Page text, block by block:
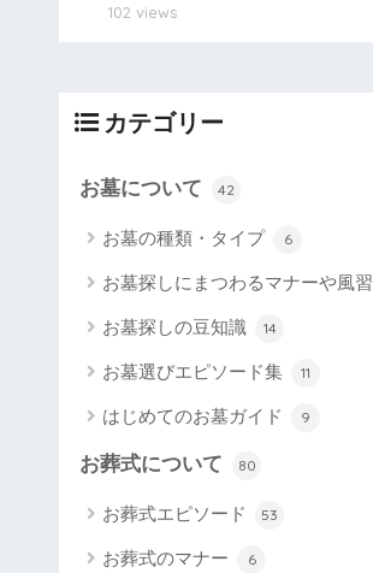
102 views
カテゴリー
お墓について 42
お墓の種類・タイプ 6
お墓探しにまつわるマナーや風習
お墓探しの豆知識 14
お墓選びエピソード集 11
はじめてのお墓ガイド 9
お葬式について 80
お葬式エピソード 53
お葬式のマナー 6